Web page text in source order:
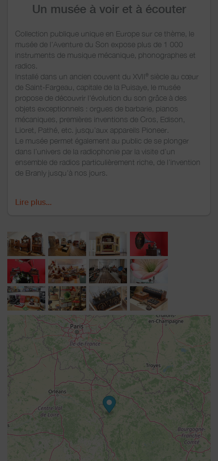
Un musée à voir et à écouter
Collection publique unique en Europe sur ce thème, le
musée de l'Aventure du Son expose plus de 1 000
instruments de musique mécanique, phonographes et
radios.
Installé dans un ancien couvent du XVII e siècle au cœur
de Saint-Fargeau, capitale de la Puisaye, le musée
propose de découvrir l'évolution du son grâce à des
objets exceptionnels : orgues de barbarie, pianos
mécaniques, premières inventions de Cros, Edison,
Lioret, Pathé, etc. jusqu’aux appareils Pioneer.
Le musée permet également au public de se plonger
dans l’univers de la radiophonie par la visite d’un
ensemble de radios particulièrement riche, de l’invention
de Branly jusqu’à nos jours.
Démonstrations d'instruments de musique mécanique
dans le billet d'entré du musée.
Audioguides sur tablettes numériques disponibles en
français et en anglais. Pour les plus jeunes, le musée
propose une visite ludo-éducative sur des tablettes
numériques en français et en anglais.
L'histoire du musée et de sa collection :
La première collection du musée a été léguée en 1994
par M. Armand NOGUES, ancien maire de la commune
et industriel spécialisé dans le construction des
charpentes métalliques. Pierre BORDIER, maire de Saint
Fargeau jusqu'en 2008, s'est rapidement engagé à
libérer l'ancienne mairie pour accueillir la collection
devenue publique.
En 1995, le musée du phonographe est inauguré
exposant une première série d'appareils issu de la
collection NOGUES.
En 2000, le Conseil général de l'Yonne achète une
collection de phonographes, de radios, d'instruments de
musique mécanique rassemblé par Michel Héliez et
présenté dans le musée du Phonographe et de la radio
Lire plus...